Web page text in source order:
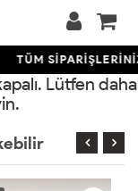
TÜM
Lütfen daha